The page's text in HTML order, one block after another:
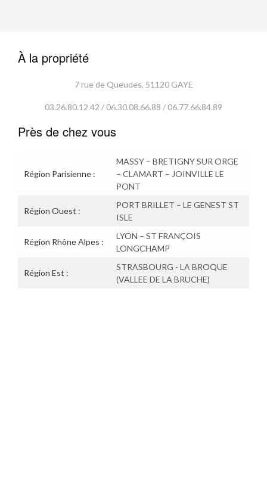
À la propriété
7 rue de Queudes, 51120 GAYE
03.26.80.12.42 / 06.30.08.66.88 / 06.77.66.84.89
Près de chez vous
Région Parisienne :
MASSY – BRETIGNY SUR ORGE
– CLAMART – JOINVILLE LE
PONT
Région Ouest :
PORT BRILLET – LE GENEST ST
ISLE
Région Rhône Alpes :
LYON – ST FRANÇOIS
LONGCHAMP
Région Est :
STRASBOURG - LA BROQUE
(VALLEE DE LA BRUCHE)